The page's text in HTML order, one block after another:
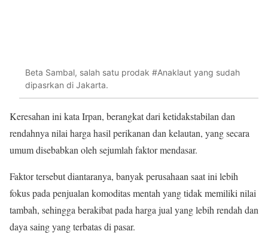
Beta Sambal, salah satu prodak #Anaklaut yang sudah
dipasrkan di Jakarta.
Keresahan ini kata Irpan, berangkat dari ketidakstabilan dan
rendahnya nilai harga hasil perikanan dan kelautan, yang secara
umum disebabkan oleh sejumlah faktor mendasar.
Faktor tersebut diantaranya, banyak perusahaan saat ini lebih
fokus pada penjualan komoditas mentah yang tidak memiliki nilai
tambah, sehingga berakibat pada harga jual yang lebih rendah dan
daya saing yang terbatas di pasar.